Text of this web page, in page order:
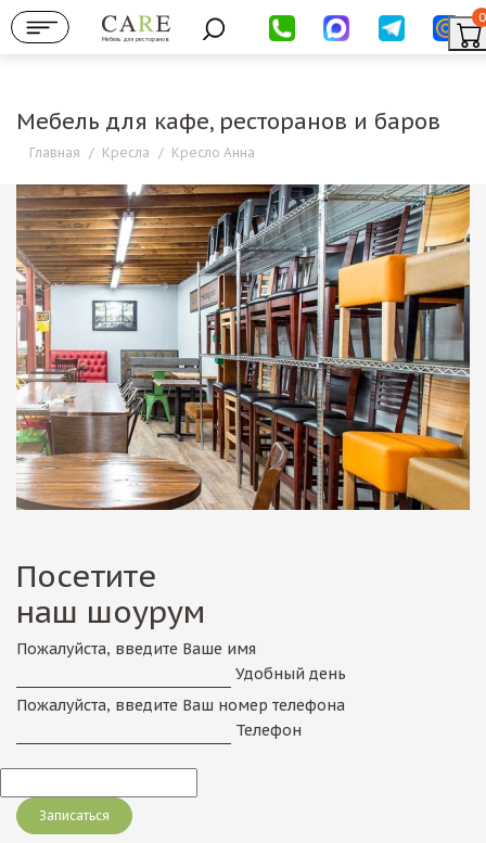
Мебель для ресторанов
0
Мебель для кафе, ресторанов и баров
Главная / Кресла / Кресло Анна
Посетите
наш шоурум
Пожалуйста, введите Ваше имя
Удобный день
Пожалуйста, введите Ваш номер телефона
Телефон